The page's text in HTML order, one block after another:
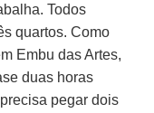
Todos
quartos. Como
Embu das Artes,
duas horas
pegar dois